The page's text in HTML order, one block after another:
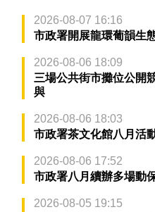
2026-08-07 16:16
市政署開展龍環葡韻生
2026-08-06 18:09
三場公共街市攤位公開
與
2026-08-06 18:03
市政署茶文化館八月活
2026-08-06 17:52
市政署八月續辦多場動
2026-08-05 19:15